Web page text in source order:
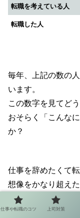
転職を考えている人
転職した人
毎年、上記の数の
います。
この数字を見てど
おそらく「こんな
か？
仕事を辞めたくて
想像をかなり超え
のです。
仕事や転職のコツ 上司対策